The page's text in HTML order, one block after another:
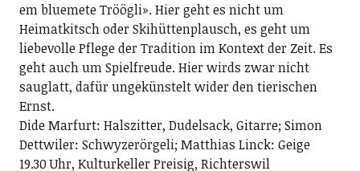
em bluemete Tröögli». Hier geht es nicht um
Heimatkitsch oder Skihüttenplausch, es geht um
liebevolle Pflege der Tradition im Kontext der Zeit. Es
geht auch um Spielfreude. Hier wirds zwar nicht
sauglatt, dafür ungekünstelt wider den tierischen
Ernst.
Dide Marfurt: Halszitter, Dudelsack, Gitarre; ­Simon
Dettwiler: Schwyzerörgeli; Matthias Linck: Geige
19.30 Uhr, Kulturkeller Preisig, Richterswil